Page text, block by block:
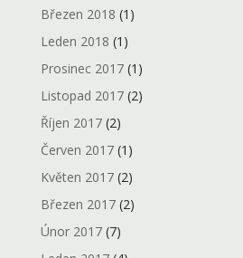
Březen 2018 (1)
Leden 2018 (1)
Prosinec 2017(1)
Listopad 2017(2)
Říjen 2017(2)
Červen 2017(1)
Květen 2017(2)
Březen 2017(2)
Únor 2017(7)